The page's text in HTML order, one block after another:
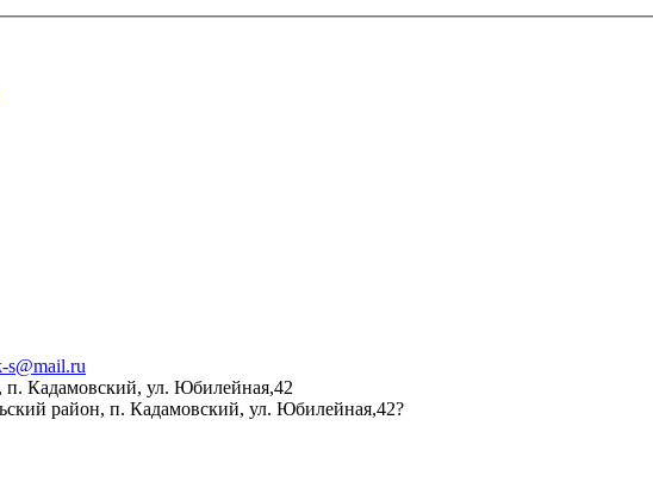
s@mail.ru
п. Кадамовский, ул. Юбилейная,42
район, п. Кадамовский, ул. Юбилейная,42?